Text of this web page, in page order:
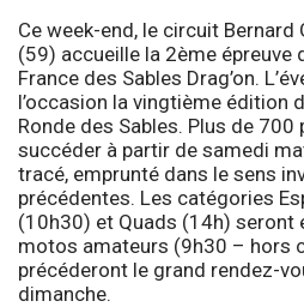
Ce week-end, le circuit
(59) accueille la 2ème épreuve
France des Sables Drag’on.
l’occasion la vingtième édition
Ronde des Sables. Plus de
succéder à partir de samedi
tracé, emprunté dans le sens
précédentes. Les catégories
(10h30) et Quads (14h) seront
motos amateurs (9h30 – hors
précéderont le grand rendez-
dimanche.